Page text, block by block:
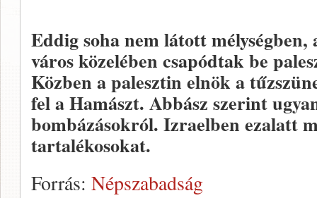
Eddig soha nem látott
város közelében csapódtak be
Közben a palesztin elnök a
fel a Hamászt. Abbász szerint
bombázásokról. Izraelben ezalatt
tartalékosokat.
Forrás: Népszabadság